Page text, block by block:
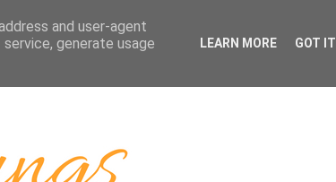
and user-agent
generate usage
LEARN MORE GOT IT